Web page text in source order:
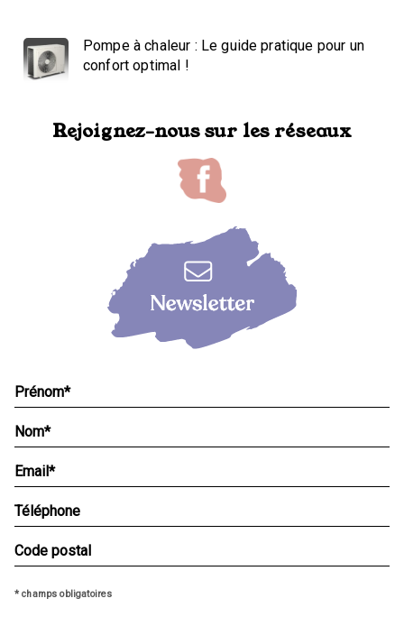
Pompe à chaleur : Le guide pratique pour un
confort optimal !
Rejoignez-nous sur les réseaux
* champs obligatoires